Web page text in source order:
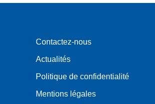
Contactez-nous
Actualités
Politique de confidentialité
Mentions légales